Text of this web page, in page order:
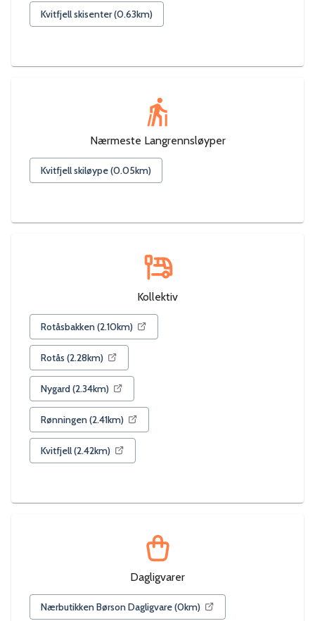
Kvitfjell skisenter(0.63km)
Nærmeste Langrennsløyper
Kvitfjell skiløype(0.05km)
Kollektiv
Rotåsbakken(2.10km)
Rotås (2.28km)
Nygard(2.34km)
Rønningen(2.41km)
Kvitfjell(2.42km)
Dagligvarer
Nærbutikken Børson Dagligvare(0km)